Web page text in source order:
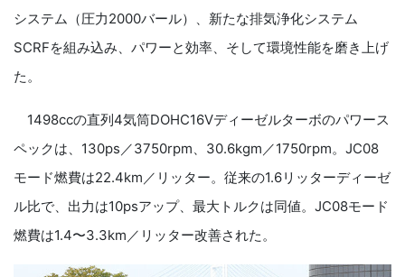
システム（圧力2000バール）、新たな排気浄化システム
SCRFを組み込み、パワーと効率、そして環境性能を磨き上げ
た。
1498ccの直列 4気筒DOHC16Vディーゼルターボのパワース
ペックは、 130ps／3750rpm、 30.6kgm／1750rpm。 JC08
モード燃費は22.4km／リッター。従来の1.6リッターディーゼ
ル比で、出力は10psアップ、最大トルクは同値。 JC08モード
燃費は1.4〜3.3km／リッター改善された。